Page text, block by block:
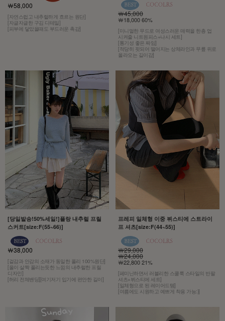
￦58,000
[자연스럽고 내추럴하게 흐르는 원단]
[자글자글한 구김 디테일]
[피부에 닿았을때도 부드러운 촉감]
￦45,000
￦18,000 60%
[미니멀한 무드로 여성스러운 매력을 한층 업
시켜줄 니트원피스+나시 세트]
[통기성 좋은 짜임]
[적당히 핏되어 떨어지는 상체라인과 무릎 위로
올라오는 길이감]
[당일발송!50%세일!]플랑 내추럴 프릴
스커트[size:F(55~66)]
￦38,000
[겉감과 안감의 소재가 동일한 폴리 100%원단]
[올이 살짝 풀리는듯한 느낌의 내추럴한 프릴
디자인]
[허리 전체밴딩][여기저기 입기에 편안한 길이]
프레피 일체형 이중 뷔스티에 스트라이
프 셔츠[size:F(44~55)]
￦29,000
￦24,000
￦22,800 21%
[페미닌하면서 러블리한 스쿨룩 스타일의 반팔
셔츠+뷔스티에 세트]
[일체형으로 된 레이어드템]
[여름에도 시원하고 예쁘게 착용 가능:)]